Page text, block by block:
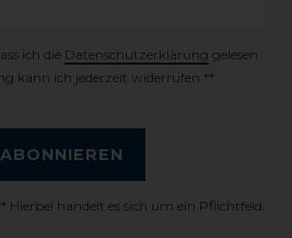
ich die Daten­schutz­erklärung gelesen
kann ich jederzeit widerrufen.**
ABONNIEREN
Hierbei handelt es sich um ein Pflichtfeld.